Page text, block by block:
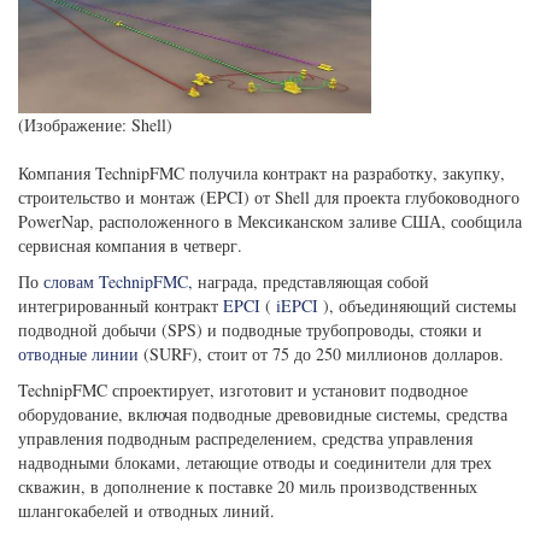
(Изображение: Shell)
Компания TechnipFMC получила контракт на разработку, закупку,
строительство и монтаж (EPCI) от Shell для проекта глубоководного
PowerNap, расположенного в Мексиканском заливе США, сообщила
сервисная компания в четверг.
По словам TechnipFMC, награда, представляющая собой
интегрированный контракт EPCI ( iEPCI ), объединяющий системы
подводной добычи (SPS) и подводные трубопроводы, стояки и
отводные линии (SURF), стоит от 75 до 250 миллионов долларов.
TechnipFMC спроектирует, изготовит и установит подводное
оборудование, включая подводные древовидные системы, средства
управления подводным распределением, средства управления
надводными блоками, летающие отводы и соединители для трех
скважин, в дополнение к поставке 20 миль производственных
шлангокабелей и отводных линий.